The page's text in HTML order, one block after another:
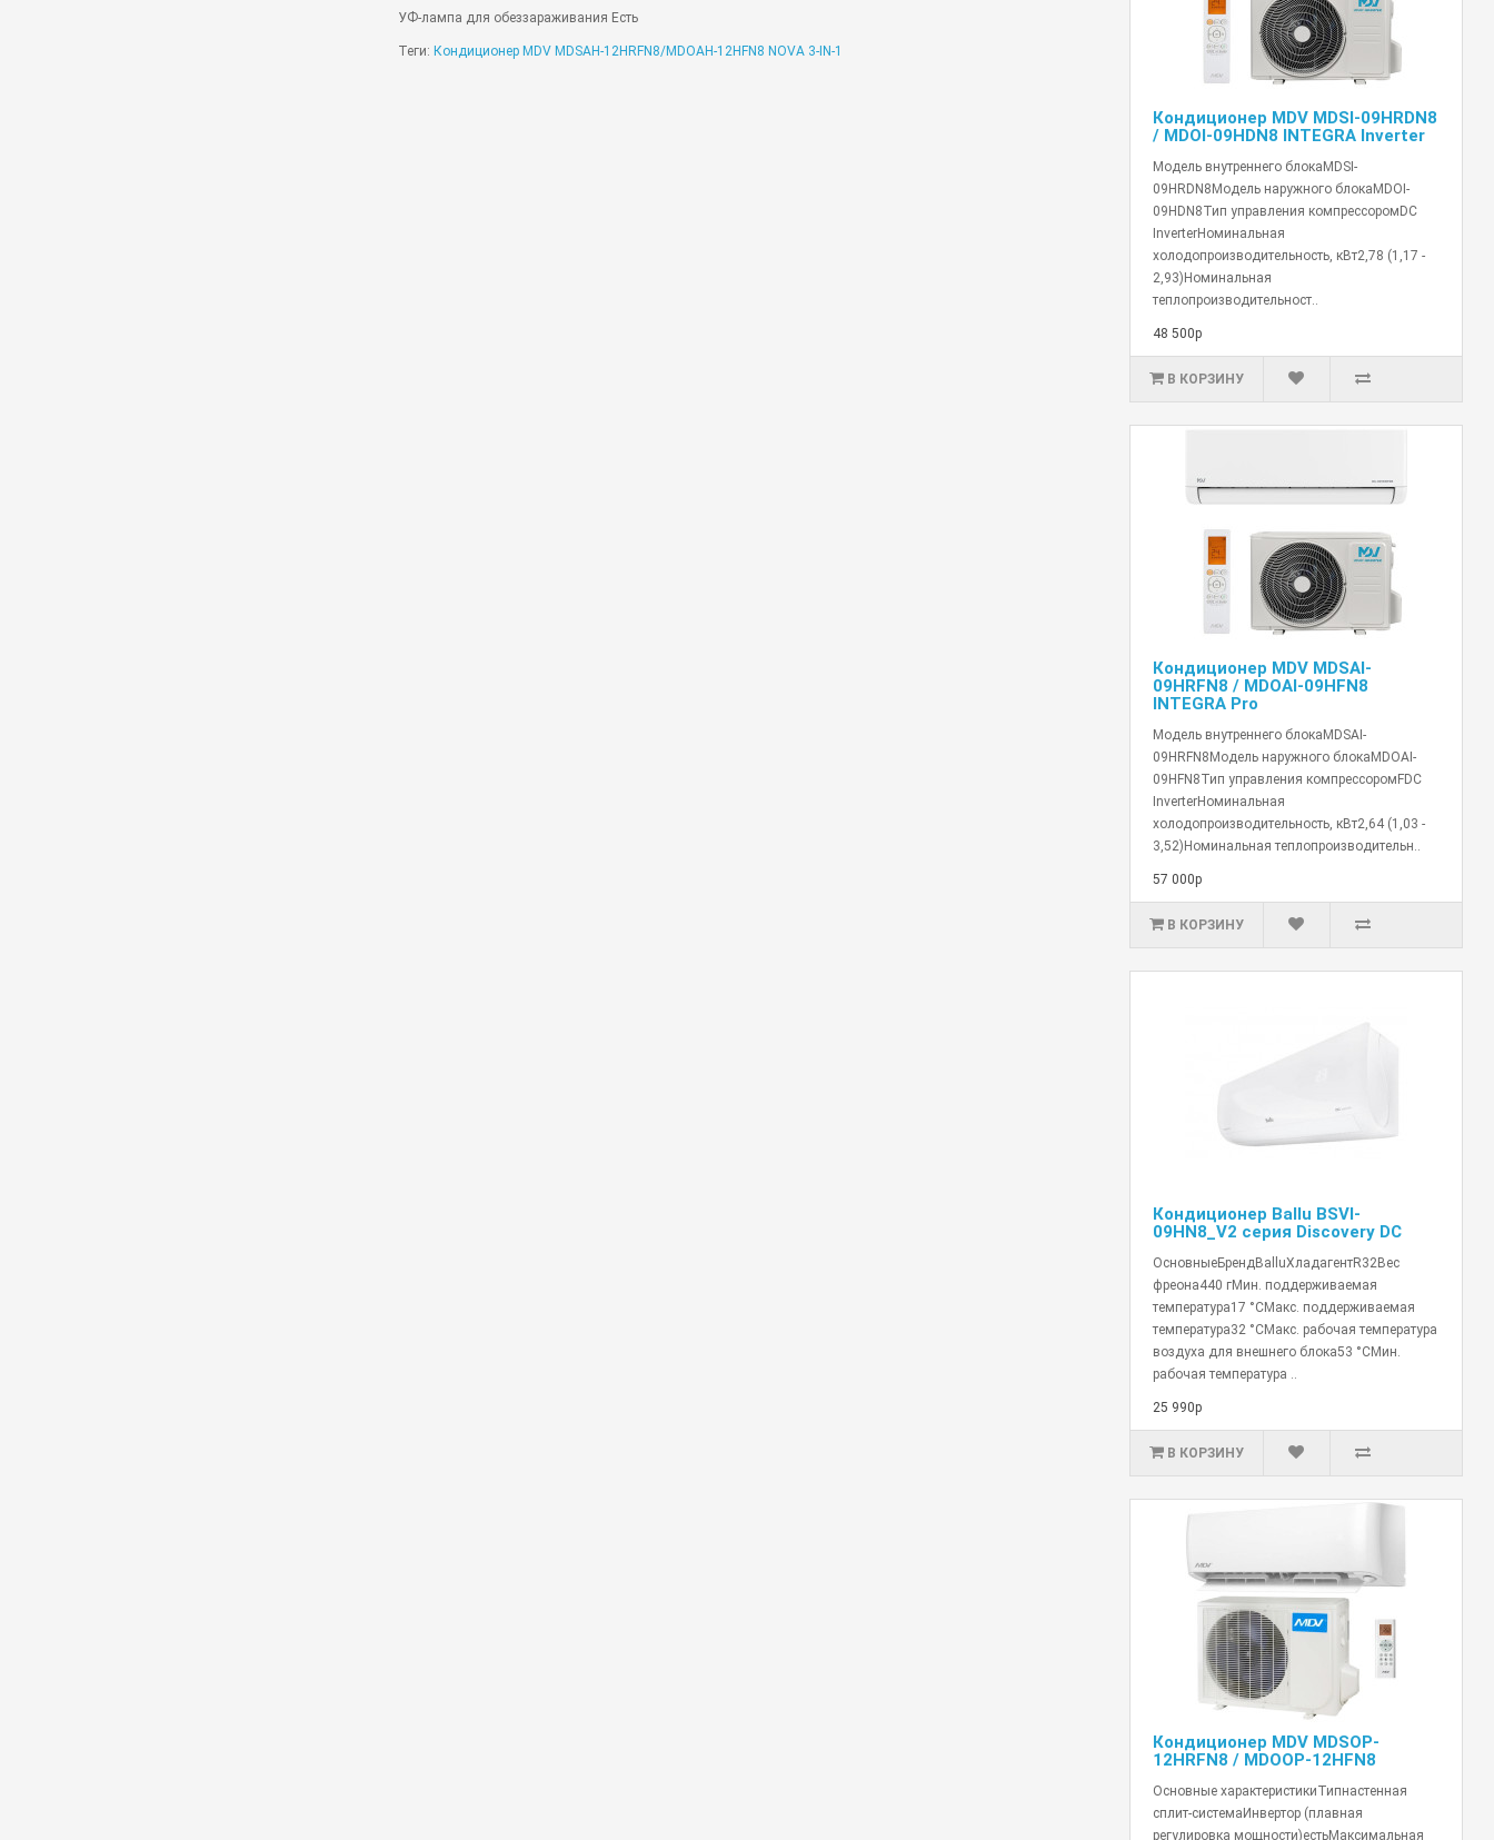
УФ-лампа для обеззараживания Есть
Теги: Кондиционер MDV MDSAH-12HRFN8/MDOAH-12HFN8 NOVA 3-IN-1
Кондиционер MDV MDSI-09HRDN8
/ MDOI-09HDN8 INTEGRA Inverter
Модель внутреннего блокаMDSI-
09HRDN8Модель наружного блокаMDOI-
09HDN8Тип управления компрессоромDC
InverterНоминальная
холодопроизводительность, кВт2,78 (1,17 -
2,93)Номинальная
теплопроизводительност..
48 500р
В КОРЗИНУ
Кондиционер MDV MDSAI-
09HRFN8 / MDOAI-09HFN8
INTEGRA Pro
Модель внутреннего блокаMDSAI-
09HRFN8Модель наружного блокаMDOAI-
09HFN8Тип управления компрессоромFDC
InverterНоминальная
холодопроизводительность, кВт2,64 (1,03 -
3,52)Номинальная теплопроизводительн..
57 000р
В КОРЗИНУ
Кондиционер Ballu BSVI-
09HN8_V2 серия Discovery DC
ОсновныеБрендBalluХладагентR32Вес
фреона440 гМин. поддерживаемая
температура17 °СМакс. поддерживаемая
температура32 °СМакс. рабочая температура
воздуха для внешнего блока53 °СМин.
рабочая температура ..
25 990р
В КОРЗИНУ
Кондиционер MDV MDSOP-
12HRFN8 / MDOOP-12HFN8
Основные характеристикиТипнастенная
сплит-системаИнвертор (плавная
регулировка мощности)естьМаксимальная